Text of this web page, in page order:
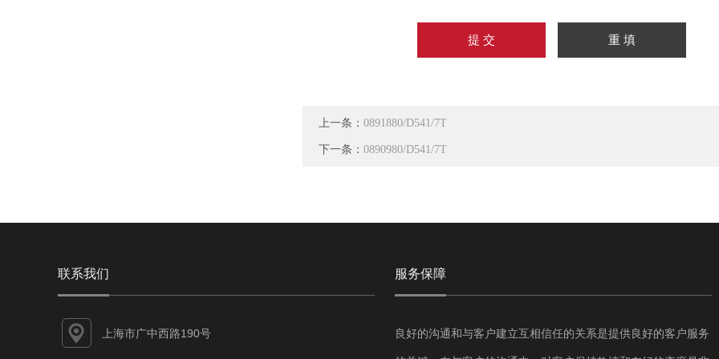
上一条： 0891880/D541/7T
下一条： 0890980/D541/7T
联系我们
上海市广中西路190号
服务保障
良好的沟通和与客户建立互相信任的关系是提供良好的客户服务